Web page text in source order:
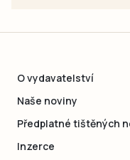
O vydavatelství
Naše noviny
Předplatné tištěných
Inzerce